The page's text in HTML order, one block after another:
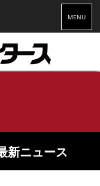
MENU
新ニュース